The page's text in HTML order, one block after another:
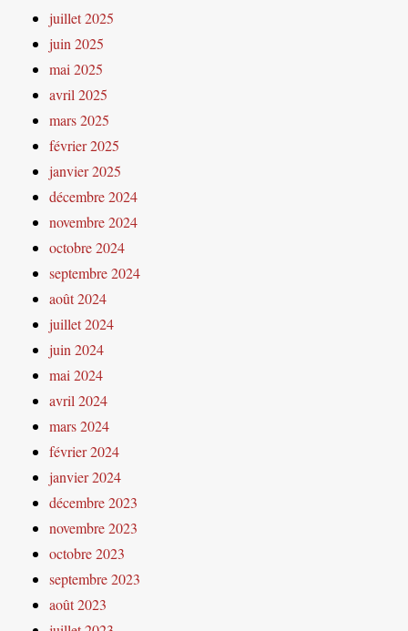
juillet 2025
juin 2025
mai 2025
avril 2025
mars 2025
février 2025
janvier 2025
décembre 2024
novembre 2024
octobre 2024
septembre 2024
août 2024
juillet 2024
juin 2024
mai 2024
avril 2024
mars 2024
février 2024
janvier 2024
décembre 2023
novembre 2023
octobre 2023
septembre 2023
août 2023